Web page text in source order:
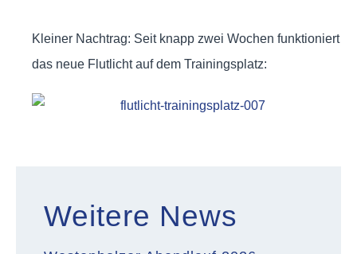
Kleiner Nachtrag: Seit knapp zwei Wochen funktioniert
das neue Flutlicht auf dem Trainingsplatz:
Weitere News